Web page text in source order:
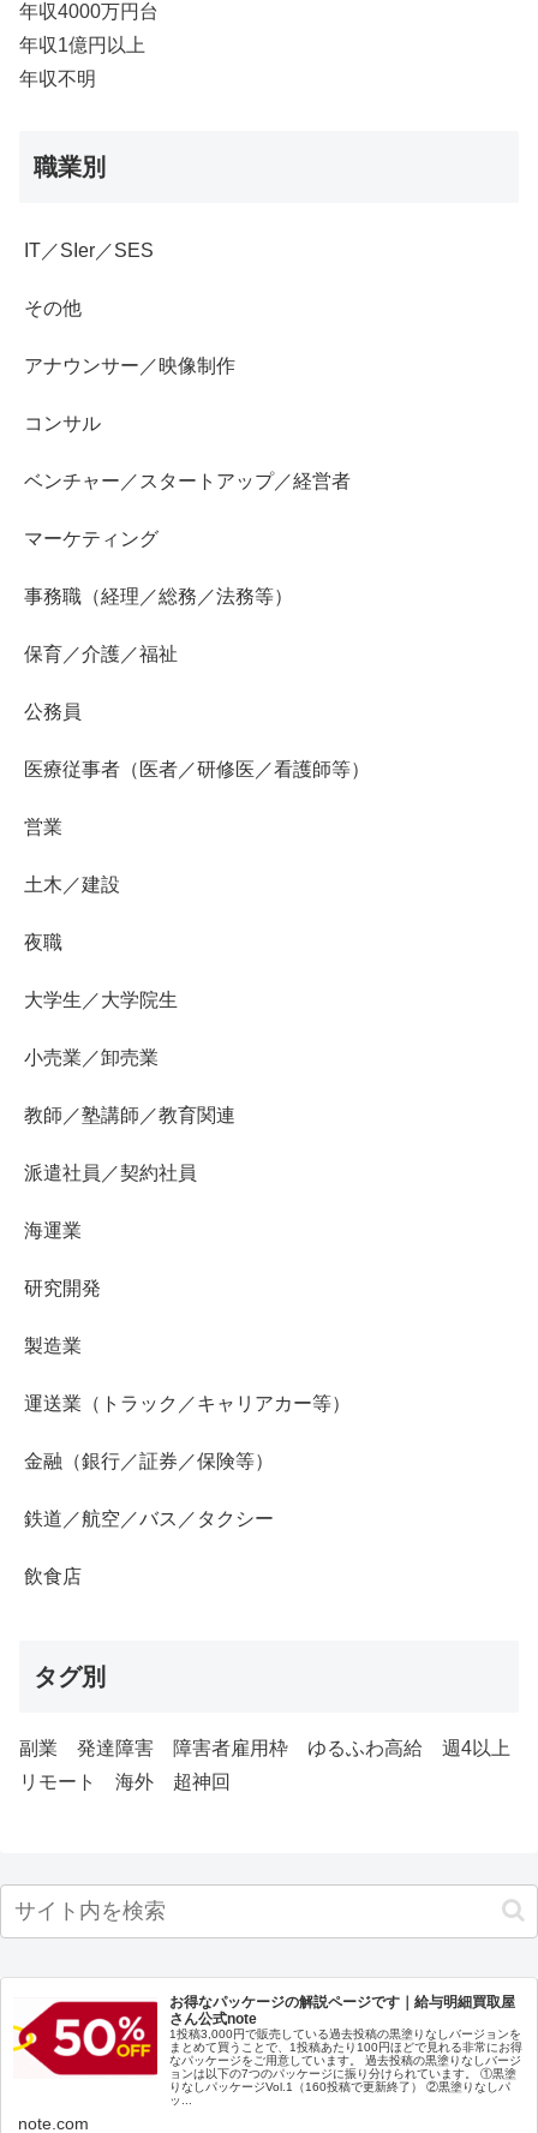
年収4000万円台
年収1億円以上
年収不明
職業別
IT／SIer／SES
その他
アナウンサー／映像制作
コンサル
ベンチャー／スタートアップ／経営者
マーケティング
事務職（経理／総務／法務等）
保育／介護／福祉
公務員
医療従事者（医者／研修医／看護師等）
営業
土木／建設
夜職
大学生／大学院生
小売業／卸売業
教師／塾講師／教育関連
派遣社員／契約社員
海運業
研究開発
製造業
運送業（トラック／キャリアカー等）
金融（銀行／証券／保険等）
鉄道／航空／バス／タクシー
飲食店
タグ別
副業 発達障害 障害者雇用枠 ゆるふわ高給
週4以上
リモート
海外 超神回
お得なパッケージの解説ページです｜給与明細買取屋
さん公式note
1投稿3,000円で販売している過去投稿の黒塗りなしバージョンを
まとめて買うことで、1投稿あたり100円ほどで見れる非常にお得
なパッケージをご用意しています。 過去投稿の黒塗りなしバージ
ョンは以下の7つのパッケージに振り分けられています。 ①黒塗
りなしパッケージVol.1（160投稿で更新終了） ②黒塗りなしパ
ッ...
note.com